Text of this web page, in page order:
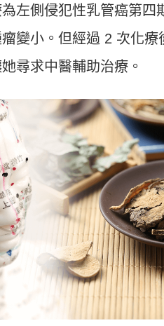
左側侵犯性乳管癌第四
變小。但經過 2 次化
尋求中醫輔助治療。